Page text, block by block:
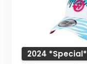
2024 *Special*